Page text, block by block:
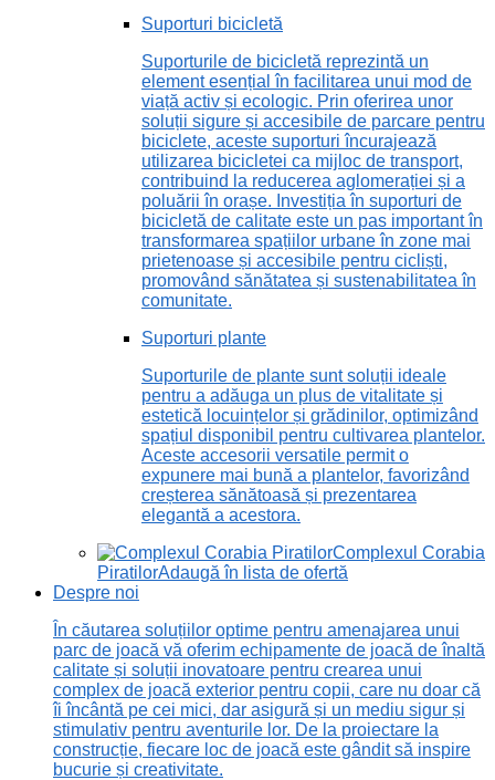
Suporturi bicicletă
Suporturile de bicicletă reprezintă un
element esențial în facilitarea unui mod de
viață activ și ecologic. Prin oferirea unor
soluții sigure și accesibile de parcare pentru
biciclete, aceste suporturi încurajează
utilizarea bicicletei ca mijloc de transport,
contribuind la reducerea aglomerației și a
poluării în orașe. Investiția în suporturi de
bicicletă de calitate este un pas important în
transformarea spațiilor urbane în zone mai
prietenoase și accesibile pentru cicliști,
promovând sănătatea și sustenabilitatea în
comunitate.
Suporturi plante
Suporturile de plante sunt soluții ideale
pentru a adăuga un plus de vitalitate și
estetică locuințelor și grădinilor, optimizând
spațiul disponibil pentru cultivarea plantelor.
Aceste accesorii versatile permit o
expunere mai bună a plantelor, favorizând
creșterea sănătoasă și prezentarea
elegantă a acestora.
Complexul Corabia
PiratilorAdaugă în lista de ofertă
Despre noi
În căutarea soluțiilor optime pentru amenajarea unui
parc de joacă vă oferim echipamente de joacă de înaltă
calitate și soluții inovatoare pentru crearea unui
complex de joacă exterior pentru copii, care nu doar că
îi încântă pe cei mici, dar asigură și un mediu sigur și
stimulativ pentru aventurile lor. De la proiectare la
construcție, fiecare loc de joacă este gândit să inspire
bucurie și creativitate.